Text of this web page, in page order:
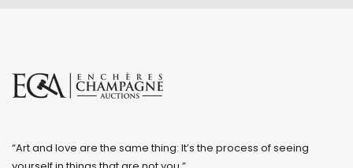
“Art and love are the same thing: It’s the process of seeing